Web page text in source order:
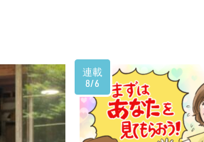
連載
8/6